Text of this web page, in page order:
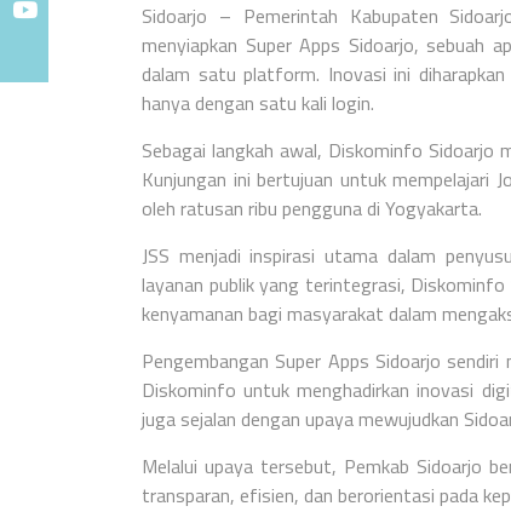
Sidoarjo – Pemerintah Kabupaten
menyiapkan Super Apps Sidoarjo, sebuah
dalam satu platform. Inovasi ini
hanya dengan satu kali login.
Sebagai langkah awal, Diskominfo
Kunjungan ini bertujuan untuk mempelajari
oleh ratusan ribu pengguna di Yogyakarta.
JSS menjadi inspirasi utama dalam
layanan publik yang terintegrasi,
kenyamanan bagi masyarakat dalam
Pengembangan Super Apps Sidoarjo
Diskominfo untuk menghadirkan inovasi
juga sejalan dengan upaya mewujudkan
Melalui upaya tersebut, Pemkab Sidoarjo
transparan, efisien, dan berorientasi pada